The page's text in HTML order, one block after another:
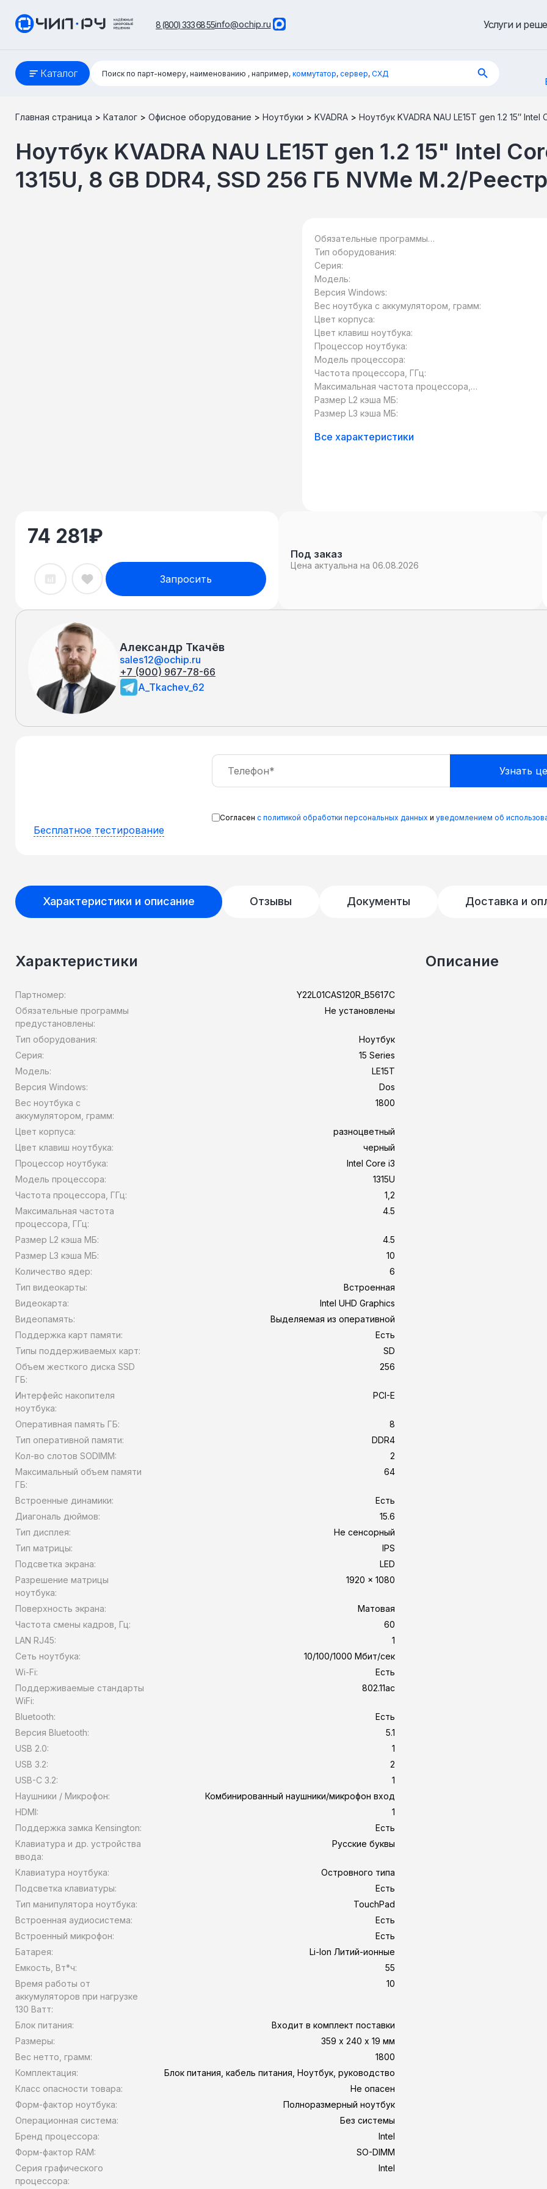
Услуги и
8 (800) 333 68 55info@ochip.ru
Каталог
Поиск:
Поиск по парт-номеру, наименованию , например, коммутатор, сервер, СХД
Главная страница > Каталог > Офисное оборудование > Ноутбуки > KVADRA > Ноутбук KVADRA NAU LE15T gen 1.2 15″
Ноутбук KVADRA NAU LE15T gen 1.2 15" Intel
1315U, 8 GB DDR4, SSD 256 ГБ NVMe M.2/
Обязательные программы
предустановлены:
Тип оборудования:
Серия:
Модель:
Версия Windows:
Вес ноутбука с аккумулятором, грамм:
Цвет корпуса:
Цвет клавиш ноутбука:
Процессор ноутбука:
Модель процессора:
Частота процессора, ГГц:
Максимальная частота процессора,
ГГц:
Размер L2 кэша МБ:
Размер L3 кэша МБ:
Все характеристики
74 281₽
Запросить
Под заказ
Цена актуальна на 06.08.2026
Александр Ткачёв
sales12@ochip.ru
+7 (900) 967-78-66
A_Tkachev_62
Согласен с политикой обработки персональных данных и уведомлением об
Бесплатное тестирование
Характеристики и описание Отзывы Документы Доставка и
Характеристики
Партномер:
Y22L01CAS120R_B5617C
Обязательные программы
предустановлены:
Не установлены
Тип оборудования:
Ноутбук
Серия:
15 Series
Модель:
LE15T
Версия Windows:
Dos
Вес ноутбука с
аккумулятором, грамм:
1800
Цвет корпуса:
разноцветный
Цвет клавиш ноутбука:
черный
Процессор ноутбука:
Intel Core i3
Модель процессора:
1315U
Частота процессора, ГГц:
1,2
Максимальная частота
процессора, ГГц:
4.5
Размер L2 кэша МБ:
4.5
Размер L3 кэша МБ:
10
Количество ядер:
6
Тип видеокарты:
Встроенная
Видеокарта:
Intel UHD Graphics
Видеопамять:
Выделяемая из оперативной
Поддержка карт памяти:
Есть
Типы поддерживаемых карт:
SD
Объем жесткого диска SSD
ГБ:
256
Интерфейс накопителя
ноутбука:
PCI-E
Оперативная память ГБ:
8
Тип оперативной памяти:
DDR4
Кол-во слотов SODIMM:
2
Максимальный объем памяти
ГБ:
64
Встроенные динамики:
Есть
Диагональ дюймов:
15.6
Тип дисплея:
Не сенсорный
Тип матрицы:
IPS
Подсветка экрана:
LED
Разрешение матрицы
ноутбука:
1920 x 1080
Поверхность экрана:
Матовая
Частота смены кадров, Гц:
60
LAN RJ45:
1
Сеть ноутбука:
10/100/1000 Мбит/сек
Wi-Fi:
Есть
Поддерживаемые стандарты
WiFi:
802.11ac
Bluetooth:
Есть
Версия Bluetooth:
5.1
USB 2.0:
1
USB 3.2:
2
USB-C 3.2:
1
Наушники / Микрофон:
Комбинированный наушники/микрофон вход
HDMI:
1
Поддержка замка Kensington:
Есть
Клавиатура и др. устройства
ввода:
Русские буквы
Клавиатура ноутбука:
Островного типа
Подсветка клавиатуры:
Есть
Тип манипулятора ноутбука:
TouchPad
Встроенная аудиосистема:
Есть
Встроенный микрофон:
Есть
Батарея:
Li-Ion Литий-ионные
Емкость, Вт*ч:
55
Время работы от
аккумуляторов при нагрузке
130 Ватт:
10
Блок питания:
Входит в комплект поставки
Размеры:
359 х 240 х 19 мм
Вес нетто, грамм:
1800
Комплектация:
Блок питания, кабель питания, Ноутбук, руководство
Класс опасности товара:
Не опасен
Форм-фактор ноутбука:
Полноразмерный ноутбук
Операционная система:
Без системы
Бренд процессора:
Intel
Форм-фактор RAM:
SO-DIMM
Серия графического
процессора:
Intel
Описание